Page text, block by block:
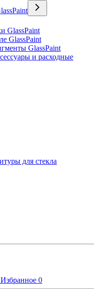
GlassPaint
GlassPaint
GlassPaint
и расходные
для стекла
Избранное 0